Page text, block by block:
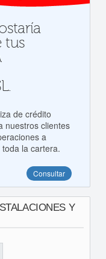
tus
de crédito
nuestros clientes
a
la cartera.
Consultar
Y